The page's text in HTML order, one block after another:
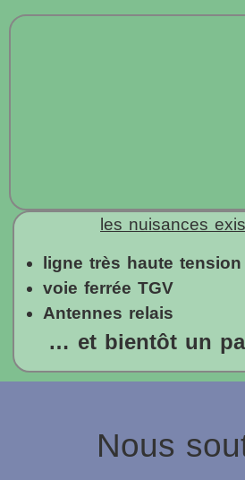
les nuisances
ligne très haute
voie ferrée TGV
Antennes relais
… et bientôt un
Nous